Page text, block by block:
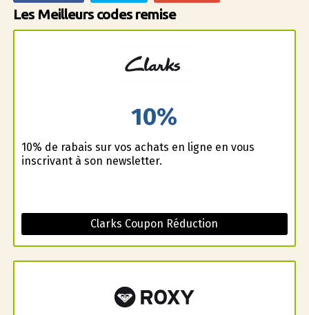
Les Meilleurs codes remise
10%
10% de rabais sur vos achats en ligne en vous
inscrivant à son newsletter.
Clarks Coupon Réduction